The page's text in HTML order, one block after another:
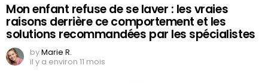
Mon enfant refuse de se laver : les vraies
raisons derrière ce comportement et les
solutions recommandées par les spécialistes
byMarie R.
il y a environ 11 mois